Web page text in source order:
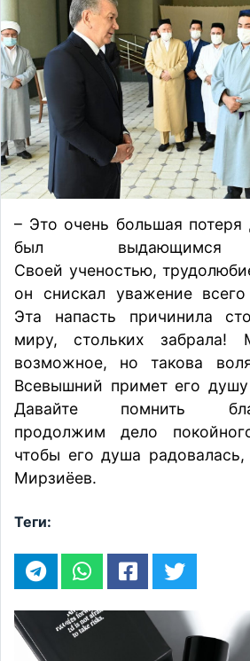
– Это очень большая потеря
был выдающимся
Своей ученостью,
он снискал уважение
Эта напасть причинила
миру, стольких
возможное, но такова
Всевышний примет его
Давайте помнить
продолжим дело
чтобы его душа
Мирзиёев.
Теги: